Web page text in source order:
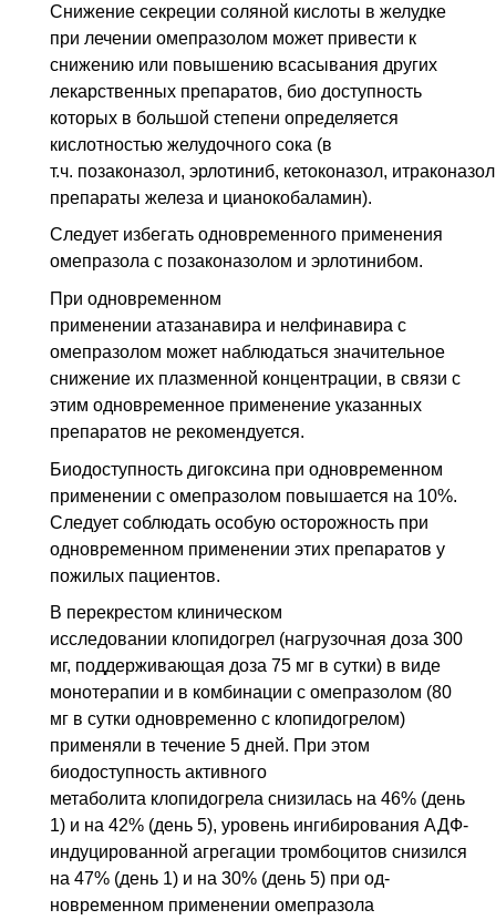
Снижение секреции соляной кислоты в желудке
при лечении омепразолом может привести к
снижению или повышению всасывания других
лекарственных препа­ратов, био доступность
которых в большой степени определяется
кислотно­стью желудочного сока (в
т.ч. позаконазол, эрлотиниб, кетоконазол,
препараты железа и цианокобаламин).
Следует избегать одновременного применения
омепразола с позаконазолом и эрлотинибом.
При одновременном
применении атазанавира и нелфинавира с
омепразолом мо­жет наблюдаться значительное
снижение их плазменной концентрации, в связи с
этим одновременное применение указанных
препаратов не рекомендуется.
Биодоступность дигоксина при одновременном
применении с омепразолом по­вышается на 10%.
Следует соблюдать особую осторожность при
одновременном применении этих препаратов у
пожилых пациентов.
В перекрестом клиническом
исследовании клопидогрел (нагрузочная доза 300
мг, поддерживающая доза 75 мг в сутки) в виде
монотерапии и в комбинации с омепразолом (80
мг в сутки одновременно с клопидогрелом)
применяли в течение 5 дней. При этом
биодоступность активного
метаболита клопидогрела снизилась на 46% (день
1) и на 42% (день 5), уровень ингибирования АДФ-
индуцирован­ной агрегации тромбоцитов снизился
на 47% (день 1) и на 30% (день 5) при од­
новременном применении омепразола